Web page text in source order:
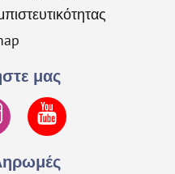
μας
Instagram